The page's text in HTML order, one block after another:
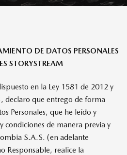
DE DATOS PERSONALES
STORYSTREAM
en la Ley 1581 de 2012 y
declaro que entrego de forma
Personales, que he leído y
condiciones de manera previa y
S.A.S. (en adelante
Responsable, realice la